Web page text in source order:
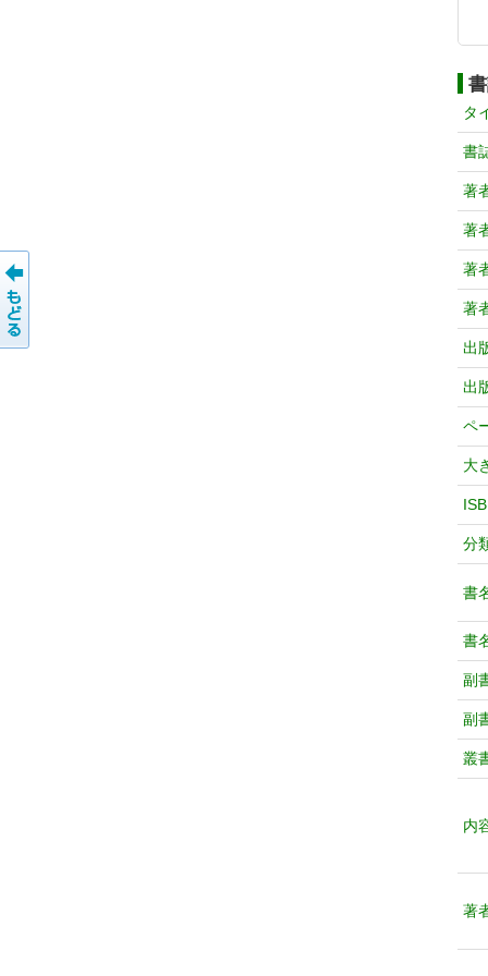
タ
書
著
著
著
著
出
出
ペ
大
分
書
書
副
副
叢
内
著